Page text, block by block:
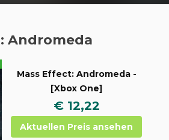
Andromeda
Mass Effect: Andromeda -
[Xbox One]
€ 12,22
Aktuellen Preis ansehen